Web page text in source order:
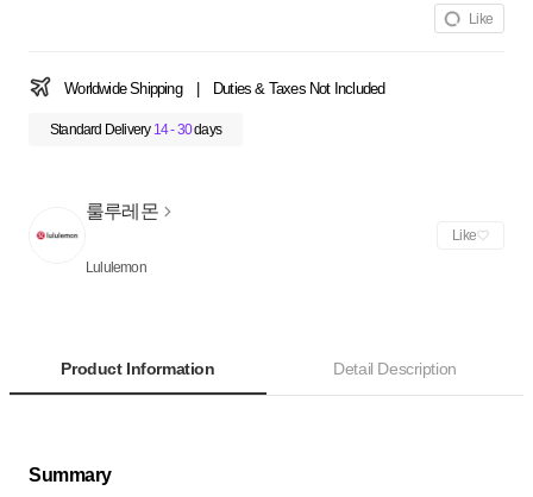
Like
Worldwide Shipping Duties & Taxes Not Included
Standard Delivery 14 - 30days
룰루레몬
Lululemon
Like
Product Information Detail Description
Summary